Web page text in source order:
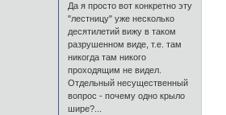
Да я просто вот конкретно эту
"лестницу" уже несколько
десятилетий вижу в таком
разрушенном виде, т.е. там
никогда там никого
проходящим не видел.
Отдельный несущественный
вопрос - почему одно крыло
шире?...